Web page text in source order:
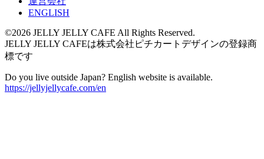
ENGLISH
©2026 JELLY JELLY CAFE All Rights Reserved.
JELLY JELLY CAFEは株式会社ピチカートデザインの登録商
標です
Do you live outside Japan? English website is available.
https://jellyjellycafe.com/en